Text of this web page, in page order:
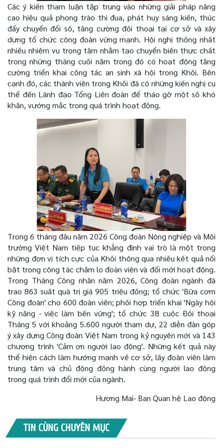
Các ý kiến tham luận tập trung vào những giải pháp nâng
cao hiệu quả phong trào thi đua, phát huy sáng kiến, thúc
đẩy chuyển đổi số, tăng cường đối thoại tại cơ sở và xây
dựng tổ chức công đoàn vững mạnh. Hội nghị thống nhất
nhiều nhiệm vụ trọng tâm nhằm tạo chuyển biến thực chất
trong những tháng cuối năm trong đó có hoạt động tăng
cường triển khai công tác an sinh xã hội trong Khối. Bên
cạnh đó, các thành viên trong Khối đã có những kiến nghị cụ
thể đến Lãnh đạo Tổng Liên đoàn để tháo gỡ một số khó
khăn, vướng mắc trong quá trình hoạt động.
Trong 6 tháng đầu năm 2026 Công đoàn Nông nghiệp và Môi
trường Việt Nam tiếp tục khẳng định vai trò là một trong
những đơn vị tích cực của Khối thông qua nhiều kết quả nổi
bật trong công tác chăm lo đoàn viên và đổi mới hoạt động.
Trong Tháng Công nhân năm 2026, Công đoàn ngành đã
trao 863 suất quà trị giá 905 triệu đồng; tổ chức 'Bữa cơm
Công đoàn' cho 600 đoàn viên; phối hợp triển khai 'Ngày hội
kỹ năng - việc làm bền vững'; tổ chức 38 cuộc Đối thoại
Tháng 5 với khoảng 5.600 người tham dự, 22 diễn đàn góp
ý xây dựng Công đoàn Việt Nam trong kỷ nguyên mới và 143
chương trình 'Cảm ơn người lao động'. Những kết quả này
thể hiện cách làm hướng mạnh về cơ sở, lấy đoàn viên làm
trung tâm và chủ động đồng hành cùng người lao động
trong quá trình đổi mới của ngành.
Hương Mai- Ban Quan hệ Lao động
TIN CÙNG CHUYÊN MỤC